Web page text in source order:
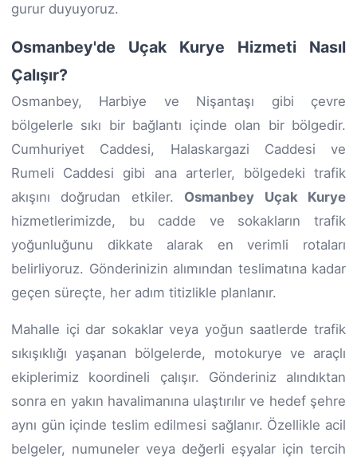
gurur duyuyoruz.
Osmanbey'de Uçak Kurye Hizmeti Nasıl
Çalışır?
Osmanbey, Harbiye ve Nişantaşı gibi çevre
bölgelerle sıkı bir bağlantı içinde olan bir bölgedir.
Cumhuriyet Caddesi, Halaskargazi Caddesi ve
Rumeli Caddesi gibi ana arterler, bölgedeki trafik
akışını doğrudan etkiler. Osmanbey Uçak Kurye
hizmetlerimizde, bu cadde ve sokakların trafik
yoğunluğunu dikkate alarak en verimli rotaları
belirliyoruz. Gönderinizin alımından teslimatına kadar
geçen süreçte, her adım titizlikle planlanır.
Mahalle içi dar sokaklar veya yoğun saatlerde trafik
sıkışıklığı yaşanan bölgelerde, motokurye ve araçlı
ekiplerimiz koordineli çalışır. Gönderiniz alındıktan
sonra en yakın havalimanına ulaştırılır ve hedef şehre
aynı gün içinde teslim edilmesi sağlanır. Özellikle acil
belgeler, numuneler veya değerli eşyalar için tercih